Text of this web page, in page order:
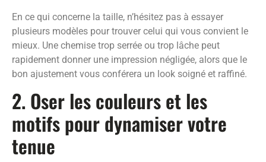
En ce qui concerne la taille, n’hésitez pas à essayer
plusieurs modèles pour trouver celui qui vous convient le
mieux. Une chemise trop serrée ou trop lâche peut
rapidement donner une impression négligée, alors que le
bon ajustement vous conférera un look soigné et raffiné.
2. Oser les couleurs et les
motifs pour dynamiser votre
tenue